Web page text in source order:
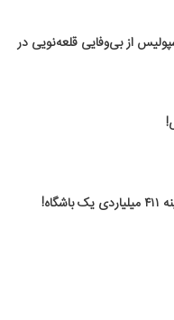
از بی‌وفایی قلعه‌نویی در